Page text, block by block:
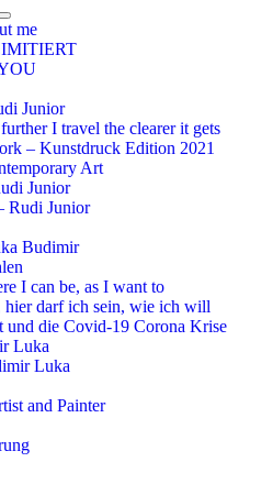
me
Junior
I travel the clearer it gets
– Kunstdruck Edition 2021
Art
Junior
Rudi Junior
Budimir
I can be, as I want to
hier darf ich sein, wie ich will
und die Covid-19 Corona Krise
Luka
Luka
and Painter